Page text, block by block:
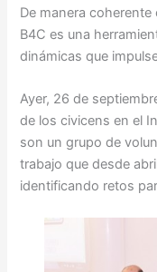
De manera
B4C es una
dinámicas que
Ayer, 26 de
de los civicens en el
son un grupo de
trabajo que desde
identificando retos